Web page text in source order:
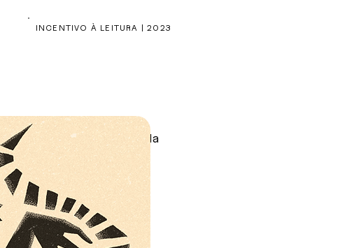
INCENTIVO À LEITURA | 2023
ficou em cartaz na cúpula